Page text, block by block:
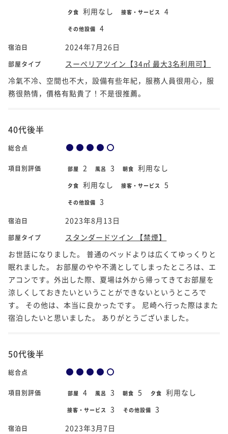
夕食 利用なし 接客・サービス 4
その他設備 4
宿泊日 2024年7月26日
部屋タイプ
スーペリアツイン【34㎡ 最大3名利用可】
冷氣不冷、空間也不大，設備有些年紀，服務人員很用心，服
務很熱情，價格有點貴了！不是很推薦。
40代後半
総合点
項目別評価 部屋 2 風呂 3 朝食 利用なし
夕食 利用なし 接客・サービス 5
その他設備 3
宿泊日 2023年8月13日
部屋タイプ
スタンダードツイン 【禁煙】
お世話になりました。 普通のベッドよりは広くてゆっくりと
眠れました。 お部屋のやや不満としてしまったところは、エ
アコンです。外出した際、夏場は外から帰ってきてお部屋を
涼しくしておきたいということができないというところで
す。 その他は、本当に良かったです。 尼崎へ行った際はまた
宿泊したいと思いました。 ありがとうございました。
50代後半
総合点
項目別評価 部屋 4 風呂 3 朝食 5 夕食 利用なし
接客・サービス 3 その他設備 3
宿泊日 2023年3月7日